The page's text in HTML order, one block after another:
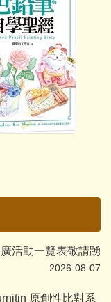
活動一覽表敬請踴
2026-08-07
原創性比對系